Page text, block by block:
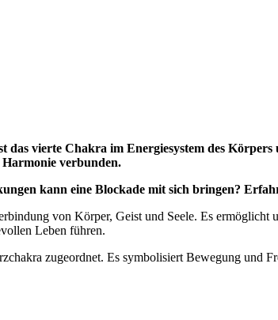
vierte Chakra im Energiesystem des
verbunden.
kann eine Blockade mit sich bringen?
von Körper, Geist und Seele. Es
Leben führen.
zugeordnet. Es symbolisiert Bewegung und